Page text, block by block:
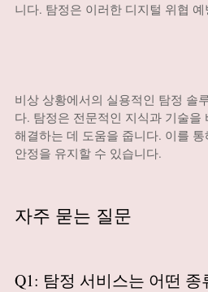
니다. 탐정은 이러한 디지털 위협
비상 상황에서의 실용적인 탐정 솔
다. 탐정은 전문적인 지식과 기술을
해결하는 데 도움을 줍니다. 이를
안정을 유지할 수 있습니다.
자주 묻는 질문
Q1: 탐정 서비스는 어떤